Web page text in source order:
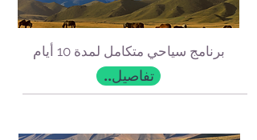
برنامج سياحي متكامل لمدة 10 أيام
..تفاصيل